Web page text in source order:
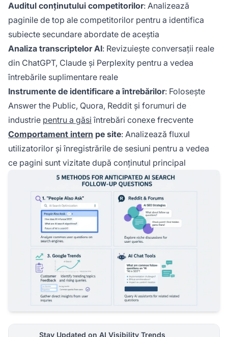
Auditul conținutului competitorilor: Analizează
paginile de top ale competitorilor pentru a identifica
subiecte secundare abordate de aceștia
Analiza transcriptelor AI: Revizuiește conversații reale
din ChatGPT, Claude și Perplexity pentru a vedea
întrebările suplimentare reale
Instrumente de identificare a întrebărilor: Folosește
Answer the Public, Quora, Reddit și forumuri de
industrie pentru a găsi întrebări conexe frecvente
Comportament intern pe site: Analizează fluxul
utilizatorilor și înregistrările de sesiuni pentru a vedea
ce pagini sunt vizitate după conținutul principal
Stay Updated on AI Visibility Trends